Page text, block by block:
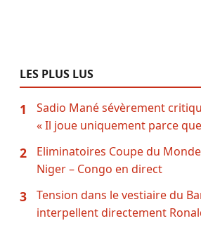
LES PLUS LUS
1
Sadio Mané sévèrement
« Il joue uniquement parce
2
Eliminatoires Coupe du Monde
Niger – Congo en direct
3
Tension dans le vestiaire du
interpellent directement